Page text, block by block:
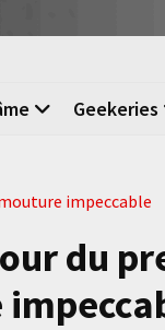
Geekeries
impeccable
du